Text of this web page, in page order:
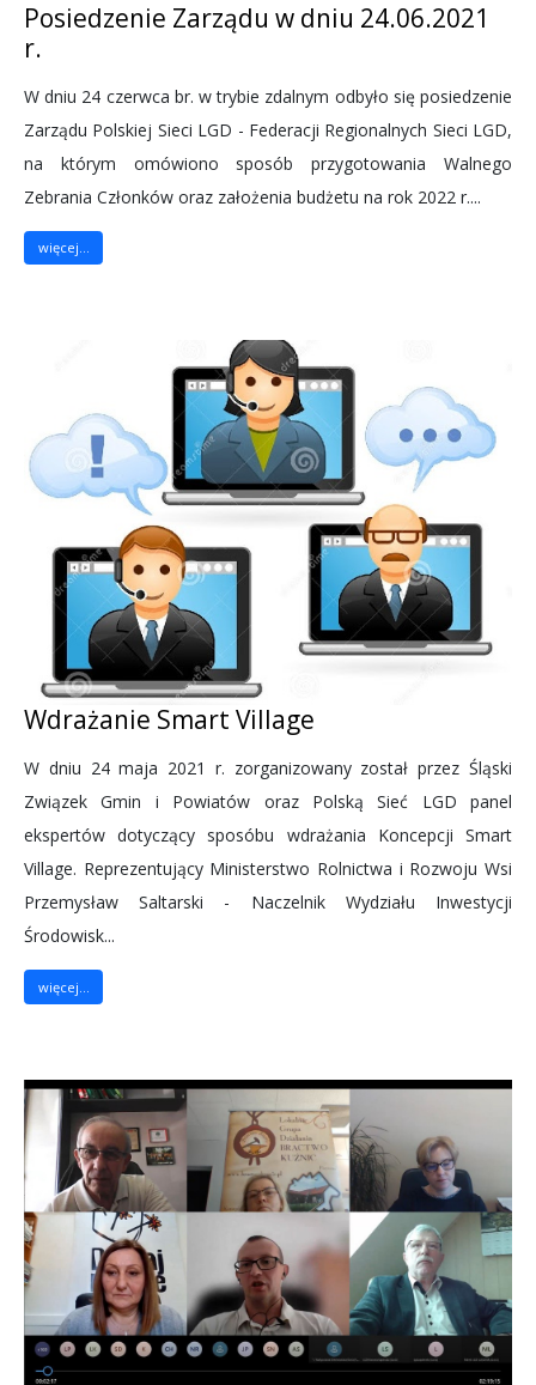
Posiedzenie Zarządu w dniu 24.06.2021
r.
W dniu 24 czerwca br. w trybie zdalnym odbyło się posiedzenie
Zarządu Polskiej Sieci LGD - Federacji Regionalnych Sieci LGD,
na którym omówiono sposób przygotowania Walnego
Zebrania Członków oraz założenia budżetu na rok 2022 r....
więcej...
Wdrażanie Smart Village
W dniu 24 maja 2021 r. zorganizowany został przez Śląski
Związek Gmin i Powiatów oraz Polską Sieć LGD panel
ekspertów dotyczący sposóbu wdrażania Koncepcji Smart
Village. Reprezentujący Ministerstwo Rolnictwa i Rozwoju Wsi
Przemysław Saltarski - Naczelnik Wydziału Inwestycji
Środowisk...
więcej...